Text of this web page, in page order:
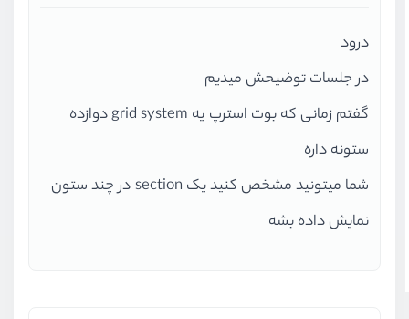
درود
در جلسات توضیحش میدیم
گفتم زمانی که بوت استرپ یه grid system دوازده
ستونه داره
شما میتونید مشخص کنید یک section در چند ستون
نمایش داده بشه